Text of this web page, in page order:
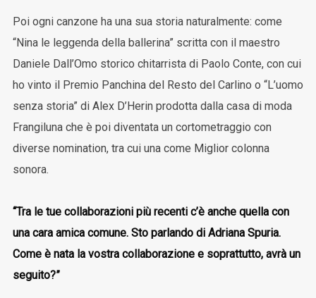
Poi ogni canzone ha una sua storia naturalmente: come
“Nina le leggenda della ballerina” scritta con il maestro
Daniele Dall’Omo storico chitarrista di Paolo Conte, con cui
ho vinto il Premio Panchina del Resto del Carlino o “L’uomo
senza storia” di Alex D’Herin prodotta dalla casa di moda
Frangiluna che è poi diventata un cortometraggio con
diverse nomination, tra cui una come Miglior colonna
sonora.
“Tra le tue collaborazioni più recenti c’è anche quella con
una cara amica comune. Sto parlando di Adriana Spuria.
Come è nata la vostra collaborazione e soprattutto, avrà un
seguito?”